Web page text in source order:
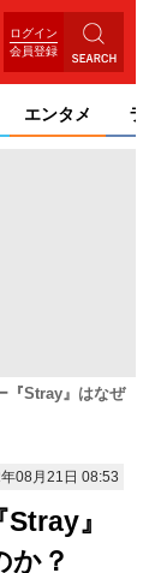
ログイン
会員登録
エンタメ ライ
『Stray』はなぜ
08月21日 08:53
』
か？